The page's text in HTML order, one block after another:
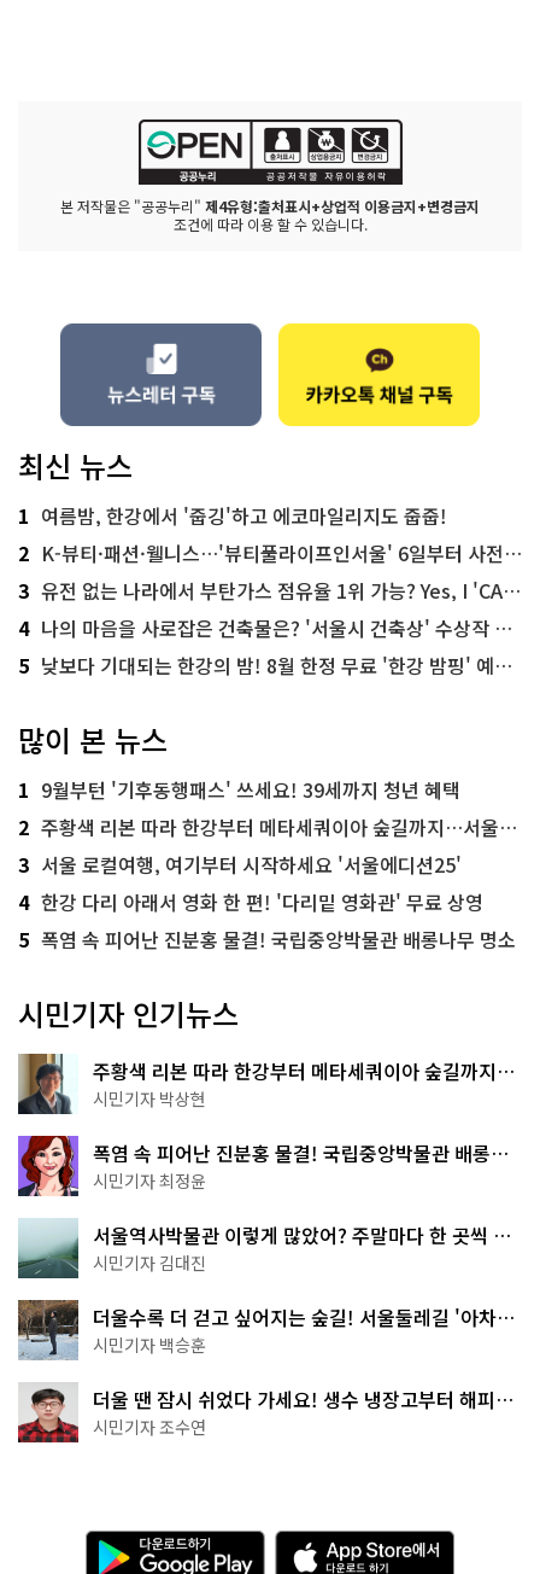
본 저작물은 "공공누리" 제4유형:출처표시+상업적 이용금지+변경금지
조건에 따라 이용 할 수 있습니다.
최신 뉴스
1 여름밤, 한강에서 '줍깅'하고 에코마일리지도 줍줍!
2 K-뷰티·패션·웰니스…'뷰티풀라이프인서울' 6일부터 사전 예약
3 유전 없는 나라에서 부탄가스 점유율 1위 가능? Yes, I 'CAN'
4 나의 마음을 사로잡은 건축물은? '서울시 건축상' 수상작 공개!
5 낮보다 기대되는 한강의 밤! 8월 한정 무료 '한강 밤핑' 예약은?
많이 본 뉴스
1 9월부턴 '기후동행패스' 쓰세요! 39세까지 청년 혜택
2 주황색 리본 따라 한강부터 메타세쿼이아 숲길까지…서울둘레길 15코스
3 서울 로컬여행, 여기부터 시작하세요 '서울에디션25'
4 한강 다리 아래서 영화 한 편! '다리밑 영화관' 무료 상영
5 폭염 속 피어난 진분홍 물결! 국립중앙박물관 배롱나무 명소
시민기자 인기뉴스
주황색 리본 따라 한강부터 메타세쿼이아 숲길까지…
서울둘레길 15코스
시민기자 박상현
폭염 속 피어난 진분홍 물결! 국립중앙박물관 배롱나
무 명소
시민기자 최정윤
서울역사박물관 이렇게 많았어? 주말마다 한 곳씩 떠
나는 역사 산책
시민기자 김대진
더울수록 더 걷고 싶어지는 숲길! 서울둘레길 '아차산
코스'
시민기자 백승훈
더울 땐 잠시 쉬었다 가세요! 생수 냉장고부터 해피소
·무더위쉼터까지
시민기자 조수연
다
운
A
p